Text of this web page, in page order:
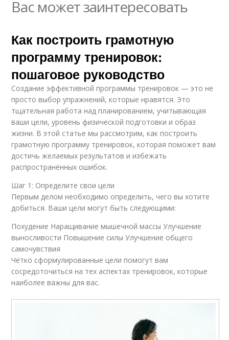
Вас может заинтересовать
Как построить грамотную
программу тренировок:
пошаговое руководство
Создание эффективной программы тренировок — это не
просто выбор упражнений, которые нравятся. Это
тщательная работа над планированием, учитывающая
ваши цели, уровень физической подготовки и образ
жизни. В этой статье мы рассмотрим, как построить
грамотную программу тренировок, которая поможет вам
достичь желаемых результатов и избежать
распространённых ошибок.
Шаг 1: Определите свои цели
Первым делом необходимо определить, чего вы хотите
добиться. Ваши цели могут быть следующими:
Похудение Наращивание мышечной массы Улучшение
выносливости Повышение силы Улучшение общего
самочувствия
Чётко сформулированные цели помогут вам
сосредоточиться на тех аспектах тренировок, которые
наиболее важны для вас.